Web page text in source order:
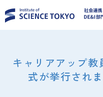
キャリアアップ教
式が挙行され